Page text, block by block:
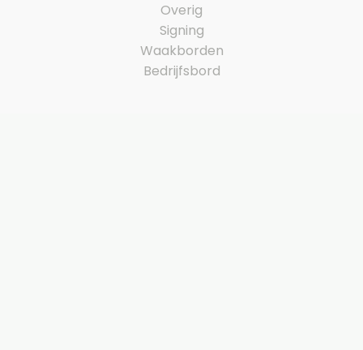
Overig
Signing
Waakborden
Bedrijfsbord